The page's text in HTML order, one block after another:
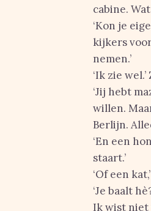
cabine.
‘Kon je
kijkers
nemen.’
‘Ik zie
‘Jij hebt
willen.
Berlijn.
‘En een
staart.’
‘Of een
‘Je baalt
Ik wist niet